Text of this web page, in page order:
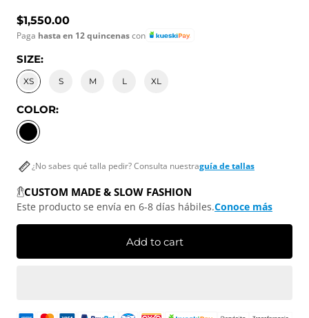
Regular price
$1,550.00
Paga hasta en 12 quincenascon
SIZE:
XS S M L XL
COLOR:
NEGRO
¿No sabes qué talla pedir? Consulta nuestraguía de tallas
CUSTOM MADE & SLOW FASHION
Este producto se envía en 6-8 días hábiles.Conoce más
Add to cart